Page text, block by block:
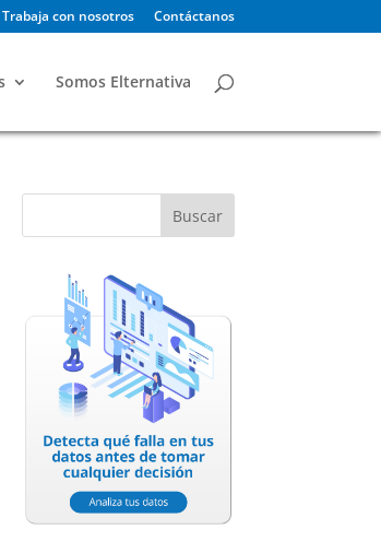
Trabaja con nosotros Contáctanos
Somos Elternativa
Buscar